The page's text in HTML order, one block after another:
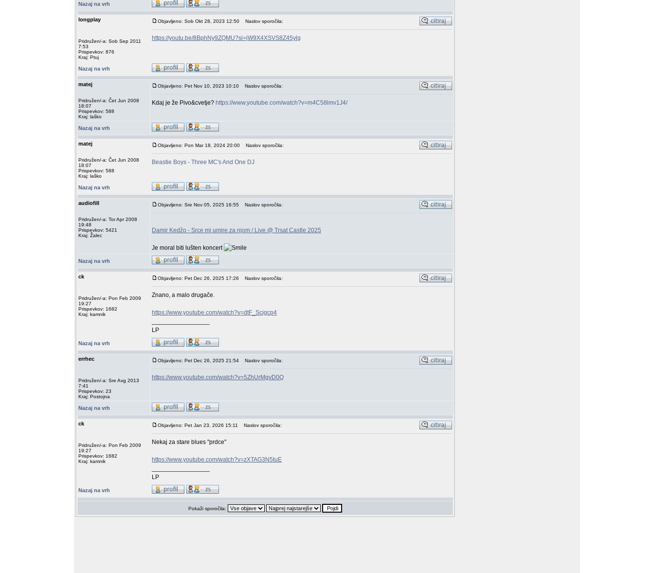
Nazaj na vrh
longplay
Pridružen/-a: Sob Sep 2011
7:53
Prispevkov: 876
Kraj: Ptuj
Objavljeno: Sob Okt 28, 2023 12:50 Naslov sporočila:
https://youtu.be/8BphNy9ZQMU?si=jW9X4XSVS8Z45ylg
Nazaj na vrh
matej
Pridružen/-a: Čet Jun 2008
18:07
Prispevkov: 588
Kraj: laško
Objavljeno: Pet Nov 10, 2023 10:10 Naslov sporočila:
Kdaj je že Pivo&cvetje? https://www.youtube.com/watch?v=m4C58lmv1J4/
Nazaj na vrh
matej
Pridružen/-a: Čet Jun 2008
18:07
Prispevkov: 588
Kraj: laško
Objavljeno: Pon Mar 18, 2024 20:00 Naslov sporočila:
Beastie Boys - Three MC's And One DJ
Nazaj na vrh
audiofill
Pridružen/-a: Tor Apr 2008
19:48
Prispevkov: 5421
Kraj: Žalec
Objavljeno: Sre Nov 05, 2025 16:55 Naslov sporočila:
Damir Kedžo - Srce mi umire za njom / Live @ Trsat Castle 2025
Je moral biti lušten koncert
Nazaj na vrh
ck
Pridružen/-a: Pon Feb 2009
19:27
Prispevkov: 1682
Kraj: kamnik
Objavljeno: Pet Dec 26, 2025 17:26 Naslov sporočila:
Znano, a malo drugače.
https://www.youtube.com/watch?v=dtF_Scjgcp4
LP
Nazaj na vrh
errhec
Pridružen/-a: Sre Avg 2013
7:41
Prispevkov: 23
Kraj: Postojna
Objavljeno: Pet Dec 26, 2025 21:54 Naslov sporočila:
https://www.youtube.com/watch?v=5ZhUrMgvD0Q
Nazaj na vrh
ck
Pridružen/-a: Pon Feb 2009
19:27
Prispevkov: 1682
Kraj: kamnik
Objavljeno: Pet Jan 23, 2026 15:11 Naslov sporočila:
Nekaj za stare blues "prdce"
https://www.youtube.com/watch?v=zXTAG3N5tuE
LP
Nazaj na vrh
Pokaži sporočila: